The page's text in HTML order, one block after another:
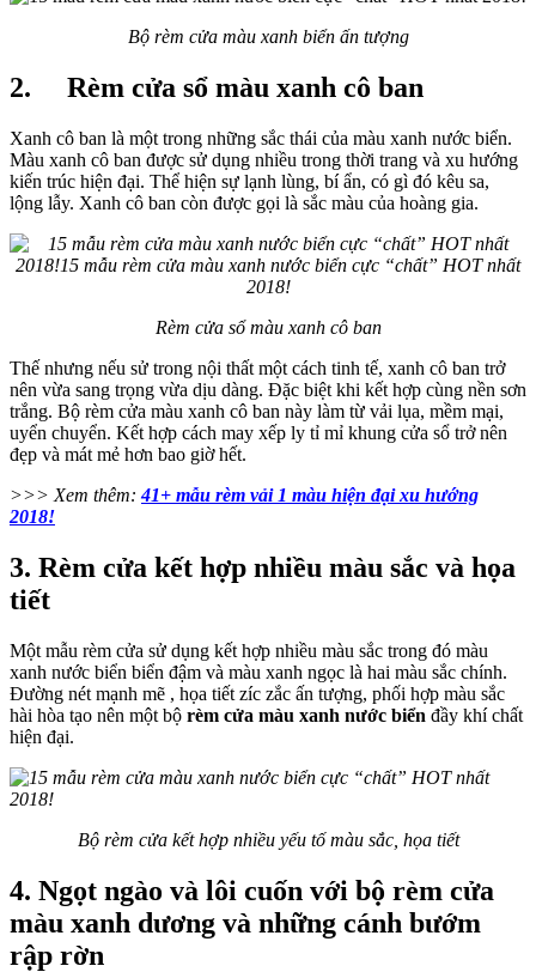
Bộ rèm cửa màu xanh biển ấn tượng
2. Rèm cửa sổ màu xanh cô ban
Xanh cô ban là một trong những sắc thái của màu xanh nước biển.
Màu xanh cô ban được sử dụng nhiều trong thời trang và xu hướng
kiến trúc hiện đại. Thể hiện sự lạnh lùng, bí ẩn, có gì đó kêu sa,
lộng lẫy. Xanh cô ban còn được gọi là sắc màu của hoàng gia.
Rèm cửa sổ màu xanh cô ban
Thế nhưng nếu sử trong nội thất một cách tinh tế, xanh cô ban trở
nên vừa sang trọng vừa dịu dàng. Đặc biệt khi kết hợp cùng nền sơn
trắng. Bộ rèm cửa màu xanh cô ban này làm từ vải lụa, mềm mại,
uyển chuyển. Kết hợp cách may xếp ly tỉ mỉ khung cửa sổ trở nên
đẹp và mát mẻ hơn bao giờ hết.
>>> Xem thêm:41+ mẫu rèm vải 1 màu hiện đại xu hướng
2018!
3. Rèm cửa kết hợp nhiều màu sắc và họa
tiết
Một mẫu rèm cửa sử dụng kết hợp nhiều màu sắc trong đó màu
xanh nước biển biển đậm và màu xanh ngọc là hai màu sắc chính.
Đường nét mạnh mẽ , họa tiết zíc zắc ấn tượng, phối hợp màu sắc
hài hòa tạo nên một bộ rèm cửa màu xanh nước biển đầy khí chất
hiện đại.
Bộ rèm cửa kết hợp nhiều yếu tố màu sắc, họa tiết
4. Ngọt ngào và lôi cuốn với bộ rèm cửa
màu xanh dương và những cánh bướm
rập rờn